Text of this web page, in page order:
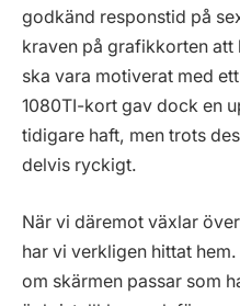
godkänd responstid på
kraven på grafikkorten
ska vara motiverat med
1080TI-kort gav dock en
tidigare haft, men trots
delvis ryckigt.
När vi däremot växlar
har vi verkligen hittat
om skärmen passar som